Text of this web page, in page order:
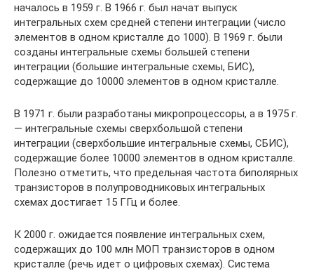
началось в 1959 г. В 1966 г. был начат выпуск
интегральных схем средней степени интеграции (число
элементов в одном кристалле до 1000). В 1969 г. были
созданы интегральные схемы большей степени
интеграции (большие интегральные схемы, БИС),
содержащие до 10000 элементов в одном кристалле.
В 1971 г. были разработаны микропроцессоры, а в 1975 г.
— интегральные схемы сверхбольшой степени
интеграции (сверхбольшие интегральные схемы, СБИС),
содержащие более 10000 элементов в одном кристалле.
Полезно отметить, что предельная частота биполярных
транзисторов в полупроводниковых интегральных
схемах достигает 15 ГГц и более.
К 2000 г. ожидается появление интегральных схем,
содержащих до 100 млн МОП транзисторов в одном
кристалле (речь идет о цифровых схемах). Система